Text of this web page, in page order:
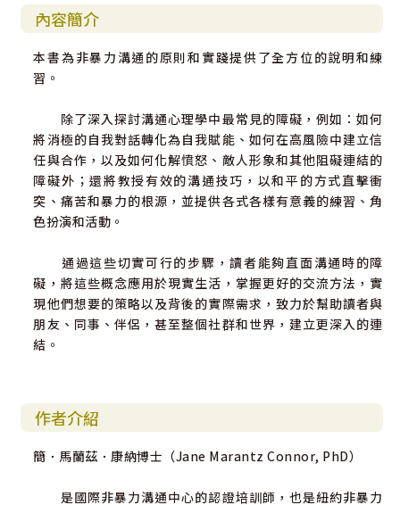
內容簡介
本書為非暴力溝通的原則和實踐提供了全方位的說明和練
習。
除了深入探討溝通心理學中最常見的障礙，例如：如何
將消極的自我對話轉化為自我賦能、如何在高風險中建立信
任與合作，以及如何化解憤怒、敵人形象和其他阻礙連結的
障礙外；還將教授有效的溝通技巧，以和平的方式直擊衝
突、痛苦和暴力的根源，並提供各式各樣有意義的練習、角
色扮演和活動。
通過這些切實可行的步驟，讀者能夠直面溝通時的障
礙，將這些概念應用於現實生活，掌握更好的交流方法，實
現他們想要的策略以及背後的實際需求，致力於幫助讀者與
朋友、同事、伴侶，甚至整個社群和世界，建立更深入的連
結。
作者介紹
簡．馬蘭茲．康納博士（Jane Marantz Connor, PhD）
是國際非暴力溝通中心的認證培訓師，也是紐約非暴力